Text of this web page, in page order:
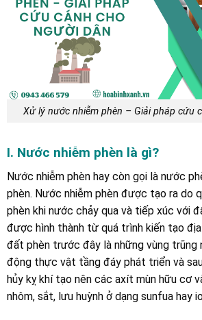
Xử lý nước nhiễm phèn – Giải pháp cứu
I. Nước nhiễm phèn là gì?
Nước nhiễm phèn hay còn gọi là nước
phèn. Nước nhiễm phèn được tạo ra do
phèn khi nước chảy qua và tiếp xúc với
được hình thành từ quá trình kiến tạo
đất phèn trước đây là những vùng trũng
động thực vật tầng đáy phát triển và
hủy kỵ khí tạo nên các axít mùn hữu cơ
nhôm, sắt, lưu huỳnh ở dạng sunfua hay